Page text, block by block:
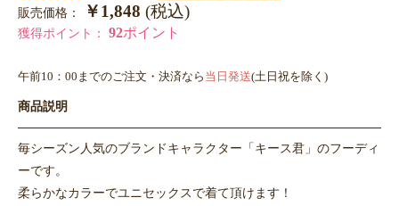
販売価格： ￥1,848 (税込)
獲得ポイント： 92ポイント
午前10：00までのご注文・決済なら 当日発送(土日祝を除く)
商品説明
毎シーズン人気のブランドキャラクター「キース君」のフーディ
ーです。
柔らかなカラーでユニセックスで着て頂けます！